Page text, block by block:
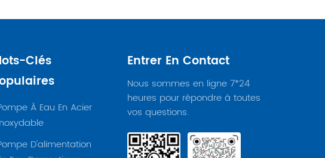
Clés
À Eau En Acier
D'alimentation
Entrer En Contact
Nous sommes en ligne 7*24
heures pour répondre à toutes
vos questions.